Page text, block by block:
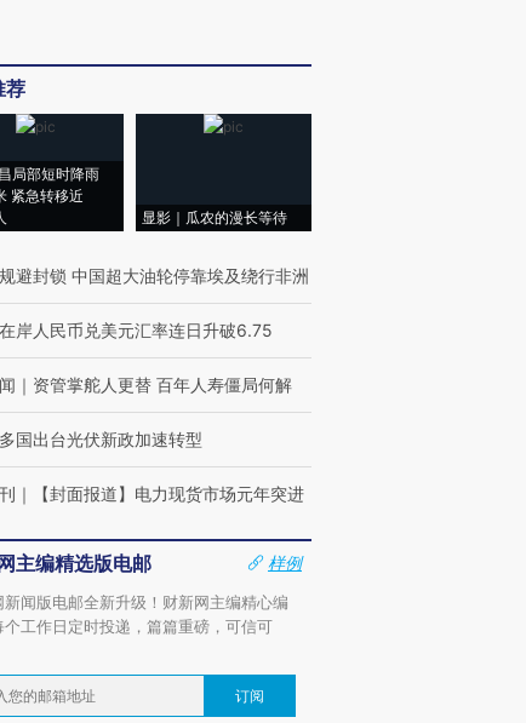
荐
局部短时降雨
紧急转移近
显影｜瓜农的漫长等待
规避封锁 中国超大油轮停靠埃及绕行非洲
在岸人民币兑美元汇率连日升破6.75
｜ 资管掌舵人更替 百年人寿僵局何解
多国出台光伏新政加速转型
｜ 【封面报道】电力现货市场元年突进
主编精选版电邮
样例
新闻版电邮全新升级！财新网主编精心编
个工作日定时投递，篇篇重磅，可信可
订阅